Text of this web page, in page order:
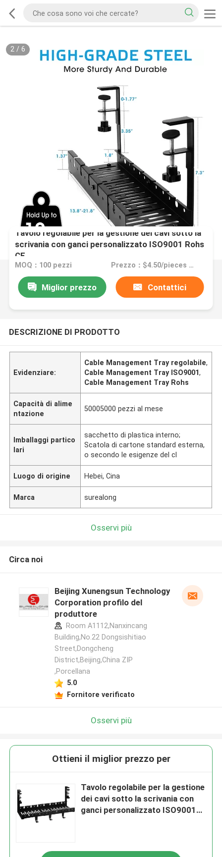
2/ 6
Tavolo regolabile per la gestione dei cavi sotto la
scrivania con ganci personalizzato ISO9001 Rohs
CE
MOQ：100 pezzi Prezzo：$4.50/pieces 100-49999 pieces
Miglior prezzo Contattici
DESCRIZIONE DI PRODOTTO
Evidenziare:
Cable Management Tray regolabile,
Cable Management Tray ISO9001,
Cable Management Tray Rohs
Capacità di alime
ntazione
50005000 pezzi al mese
Imballaggi partico
lari
sacchetto di plastica interno;
Scatola di cartone standard esterna,
o secondo le esigenze del cl
Luogo di origine Hebei, Cina
Marca surealong
Osservi più
Circa noi
Beijing Xunengsun Technology
Corporation profilo del
produttore
Room A1112,Nanxincang
Building,No.22 Dongsishitiao
Street,Dongcheng
District,Beijing,China ZIP
,Porcellana
5.0
Fornitore verificato
Osservi più
Ottieni il miglior prezzo per
Tavolo regolabile per la gestione
dei cavi sotto la scrivania con
ganci personalizzato ISO9001